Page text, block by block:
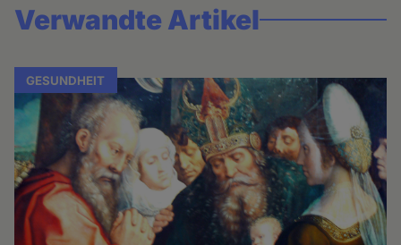
Verwandte Artikel
GESUNDHEIT